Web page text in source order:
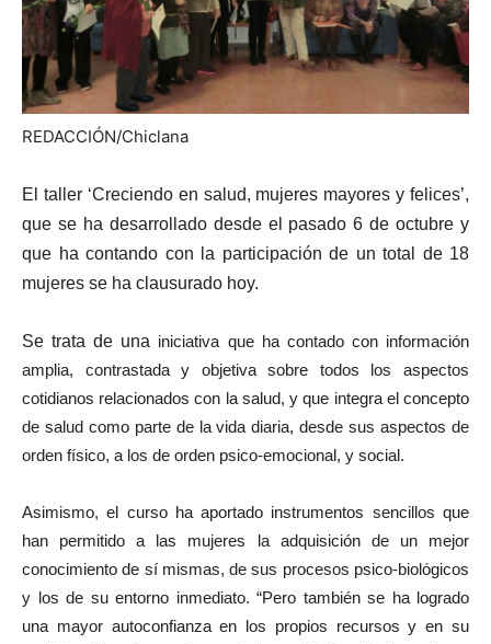
REDACCIÓN/Chiclana
El taller ‘Creciendo en salud, mujeres mayores y felices’,
que se ha desarrollado desde el pasado 6 de octubre y
que ha contando con la participación de un total de 18
mujeres se ha clausurado hoy.
Se trata de una iniciativa que ha contado con información
amplia, contrastada y objetiva sobre todos los aspectos
cotidianos relacionados con la salud, y que integra el concepto
de salud como parte de la vida diaria, desde sus aspectos de
orden físico, a los de orden psico-emocional, y social.
Asimismo, el curso ha aportado instrumentos sencillos que
han permitido a las mujeres la adquisición de un mejor
conocimiento de sí mismas, de sus procesos psico-biológicos
y los de su entorno inmediato. “Pero también se ha logrado
una mayor autoconfianza en los propios recursos y en su